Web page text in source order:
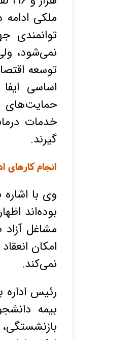
ملکی
نمی‌شود،
توسعه
اساسی
حمایت‌های
خدمات
گیرند.
انجام
وی با
بوده‌اند
مشاغل
امکان
نمی‌کند.
رئیس
بیمه